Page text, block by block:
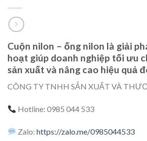
Cuộn nilon – ống nilon là giải
hoạt giúp doanh nghiệp tối ưu
sản xuất và nâng cao hiệu quả
CÔNG TY TNHH SẢN XUẤT VÀ
Hotline: 0985 044 533
Zalo:https://zalo.me/0985044533